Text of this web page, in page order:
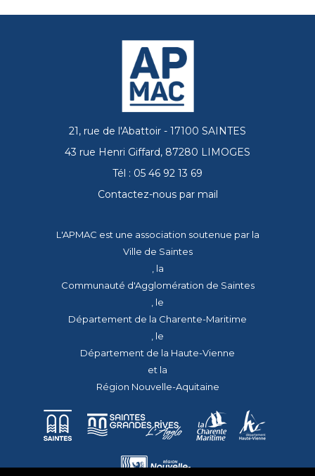
21, rue de l'Abattoir - 17100 SAINTES
43 rue Henri Giffard, 87280 LIMOGES
Tél : 05 46 92 13 69
Contactez-nous par mail
L'APMAC est une association soutenue par la
Ville de Saintes
, la
Communauté d'Agglomération de Saintes
, le
Département de la Charente-Maritime
, le
Département de la Haute-Vienne
et la
Région Nouvelle-Aquitaine